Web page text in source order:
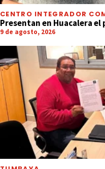
CENTRO INTEGRADOR
Presentan en Huacalera
9 de agosto, 2026